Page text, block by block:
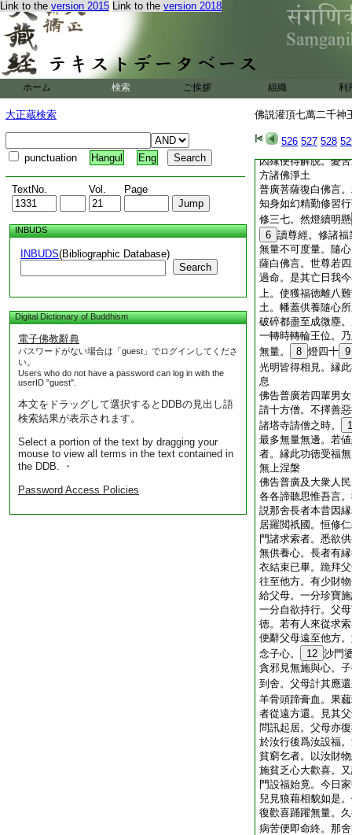
Link to the version 2015 Link to the version 2018
ホーム 検索 ご挨拶 組織 利
大正蔵検索
punctuation Hangul Eng
TextNo. Vol. Page
INBUDS
INBUDS(Bibliographic Database)
Search
Digital Dictionary of Buddhism
電子佛教辭典
パスワードがない場合は「guest」でログインしてくださ
い。
Users who do not have a password can log in with the
userID "guest".
本文をドラッグして選択するとDDBの見出し語
検索結果が表示されます。
Select a portion of the text by dragging your
mouse to view all terms in the text contained in
the DDB. ・
Password Access Policies
佛説灌頂七萬二千神
526 527 528
得往生
普廣菩薩復白佛言
行法戒。或時生信
親族。爲其修福爲
世不信道徳。故使
嚴身之具。堂宇室
福最多功徳力強。
因縁便得解脱。憂
方諸佛淨土
普廣菩薩復白佛言
知身如幻精勤修習
修三七。然燈續明懸
6 讀尊經。修諸
無量不可度量。隨
薩白佛言。世尊若
過命。是其亡日我
上。使獲福徳離八
土。幡蓋供養隨心
破碎都盡至成微塵
一轉時轉輪王位。
無量。
8 燈四十 9
光明皆得相見。縁
息
佛告普廣若四輩男
請十方僧。不擇善
諸塔寺請僧之時。
最多無量無邊。若
者。縁此功徳受福
無上涅槃
佛告普廣及大衆人
各各諦聽思惟吾言
説那舍長者本昔因
居羅閲祇國。恒修
門諸求索者。悉欲
無供養心。長者有
衣結束已畢。跪拜
往至他方。有少財
給父母。一分珍寶
一分自欲持行。父
徳。若有人來從求
便辭父母遠至他方
念子心。
12 沙門
貪邪見無施與心。
到舍。父母計其應
羊骨頭蹄膏血。果
者從遠方還。見其
問訊起居。父母亦
於汝行後爲汝設福
貧窮乞者。以汝財
施貧乏心大歡喜。
門設福始竟。今日
兒見狼藉相貌如是
復歡喜踊躍無量。
病苦便即命終。那